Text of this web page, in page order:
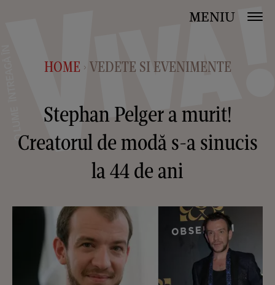
MENIU
HOME > VEDETE SI EVENIMENTE
Stephan Pelger a murit!
Creatorul de modă s-a sinucis
la 44 de ani